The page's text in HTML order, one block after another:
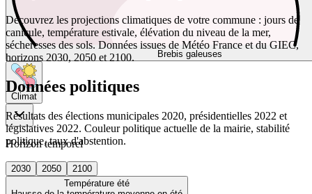
Brebis galeuses
Climat
Horizon temporel
2030 2050
2100
Température été
Découvrez les projections climatiques de votre commune : jours de
canicule, température estivale, élévation du niveau de la mer,
sécheresses des sols. Données issues de Météo France et du GIEC,
horizons 2030, 2050 et 2100.
Données politiques
Résultats des élections municipales 2020, présidentielles 2022 et
législatives 2022. Couleur politique actuelle de la mairie, stabilité
politique, taux d'abstention.